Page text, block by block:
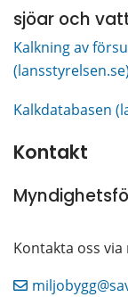
sjöar och
Kalkning av
(lansstyrelsen.se)
Kalkdatabasen
Kontakt
Kontakta oss